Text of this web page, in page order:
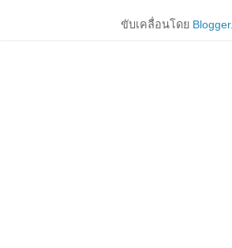
ขับเคลื่อนโดย Blogger.